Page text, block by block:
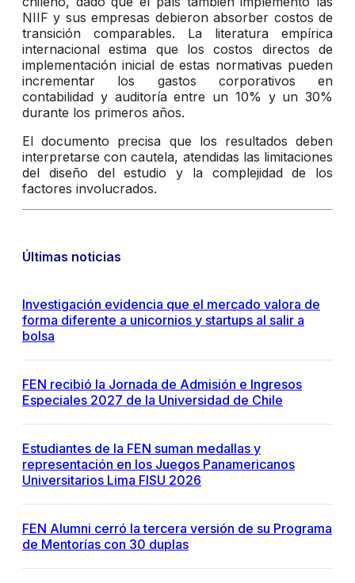
NIIF y sus empresas debieron absorber costos de
transición comparables. La literatura empírica
internacional estima que los costos directos de
implementación inicial de estas normativas pueden
incrementar los gastos corporativos en
contabilidad y auditoría entre un 10% y un 30%
durante los primeros años.
El documento precisa que los resultados deben
interpretarse con cautela, atendidas las limitaciones
del diseño del estudio y la complejidad de los
factores involucrados.
Últimas noticias
Investigación evidencia que el mercado valora de
forma diferente a unicornios y startups al salir a
bolsa
FEN recibió la Jornada de Admisión e Ingresos
Especiales 2027 de la Universidad de Chile
Estudiantes de la FEN suman medallas y
representación en los Juegos Panamericanos
Universitarios Lima FISU 2026
FEN Alumni cerró la tercera versión de su Programa
de Mentorías con 30 duplas